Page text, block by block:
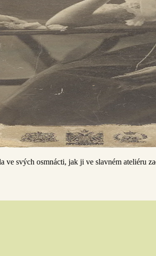
ve svých osmnácti, jak ji ve slavném ateliéru